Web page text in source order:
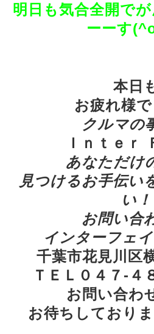
明日も気合全開で
ーーす
本日
お疲れ様で
クルマの
Ｉｎｔｅｒ
あなただけ
見つけるお手伝い
い！
お問い合
インターフェ
千葉市花見川区
ＴＥＬ０４７-４
お問い合わ
お待ちしており